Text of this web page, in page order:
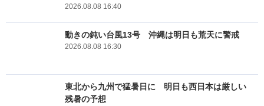
2026.08.08 16:40
動きの鈍い台風13号 沖縄は明日も荒天に警戒
2026.08.08 16:30
東北から九州で猛暑日に 明日も西日本は厳しい
残暑の予想